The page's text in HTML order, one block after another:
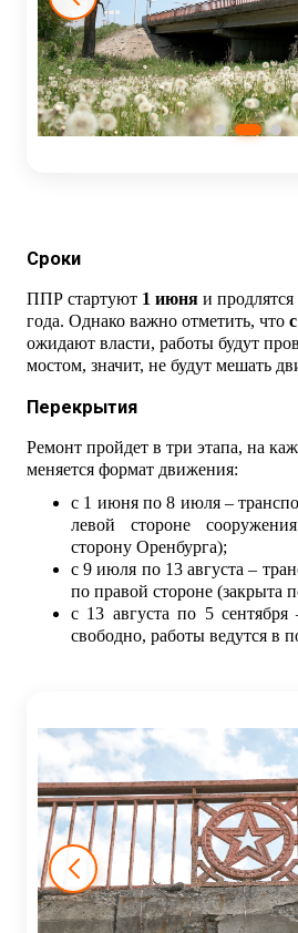
Сроки
ППР стартуют 1 июня и продлятся
года. Однако важно отметить, что
ожидают власти, работы будут
мостом, значит, не будут мешать
Перекрытия
Ремонт пройдет в три этапа, на
меняется формат движения:
с 1 июня по 8 июля –
левой стороне
сторону Оренбурга);
с 9 июля по 13 августа –
по правой стороне (закрыта
с 13 августа по 5 сентября
свободно, работы ведутся в